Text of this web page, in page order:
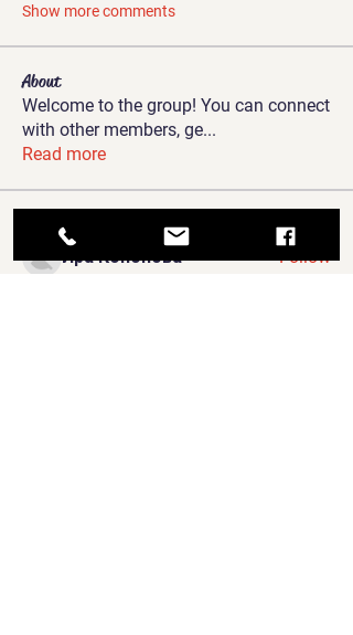
Show more comments
About
Welcome to the group! You can connect
with other members, ge...
Read more
Members
Ира Кононова Follow